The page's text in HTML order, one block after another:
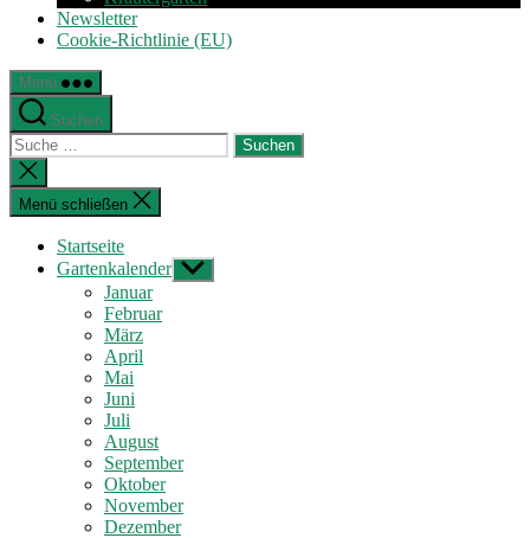
Newsletter
Cookie-Richtlinie (EU)
Menü
Suchen
Suche
nach:
Suche
schließen
Menü schließen
Startseite
Gartenkalender Untermenü
anzeigen
Januar
Februar
März
April
Mai
Juni
Juli
August
September
Oktober
November
Dezember